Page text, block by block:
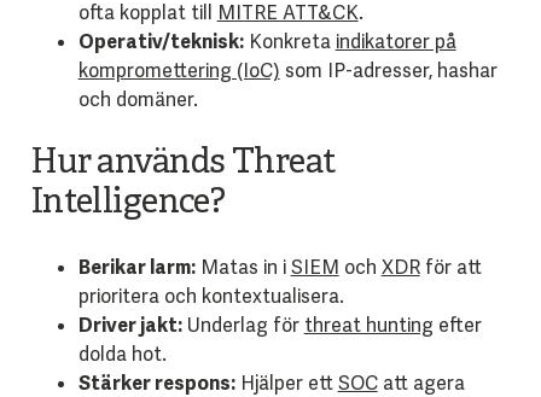
ofta kopplat till
MITRE ATT&CK.
Operativ/teknisk:Konkreta indikatorer på
kompromettering (IoC) som IP-adresser, hashar
och domäner.
Hur används Threat
Intelligence?
Berikar larm:Matas in iSIEM och XDRför att
prioritera och kontextualisera.
Driver jakt:Underlag för threat hunting efter
dolda hot.
Stärker respons:Hjälper ettSOCatt agera